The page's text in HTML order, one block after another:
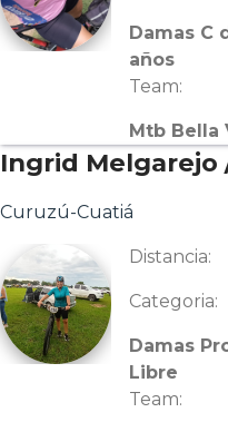
Damas C
años
Team:
Mtb Bella
Ingrid Melgarejo
Curuzú-Cuatiá
Distancia:
Categoria:
Damas
Libre
Team: